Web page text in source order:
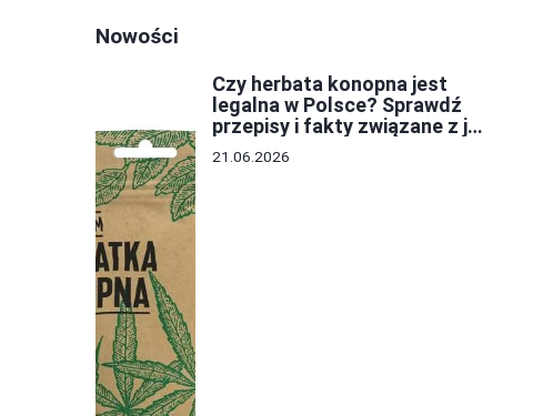
Nowości
Czy herbata konopna jest
legalna w Polsce? Sprawdź
przepisy i fakty związane z jej
stosowaniem
21.06.2026